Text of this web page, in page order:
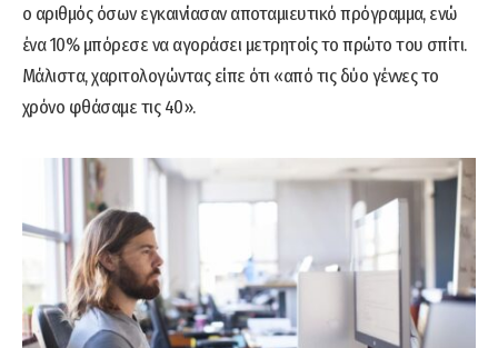
ο αριθμός όσων εγκαινίασαν αποταμιευτικό πρόγραμμα, ενώ
ένα 10% μπόρεσε να αγοράσει μετρητοίς το πρώτο του σπίτι.
Μάλιστα, χαριτολογώντας είπε ότι «από τις δύο γέννες το
χρόνο φθάσαμε τις 40».